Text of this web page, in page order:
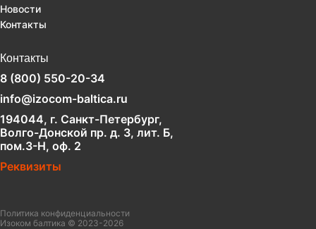
Новости
Контакты
Контакты
8 (800) 550-20-34
info@izocom-baltica.ru
194044, г. Санкт-Петербург,
Волго-Донской пр. д. 3, лит. Б,
пом.3-Н, оф. 2
Реквизиты
Политика конфиденциальности
Изоком балтика © 2023-2026